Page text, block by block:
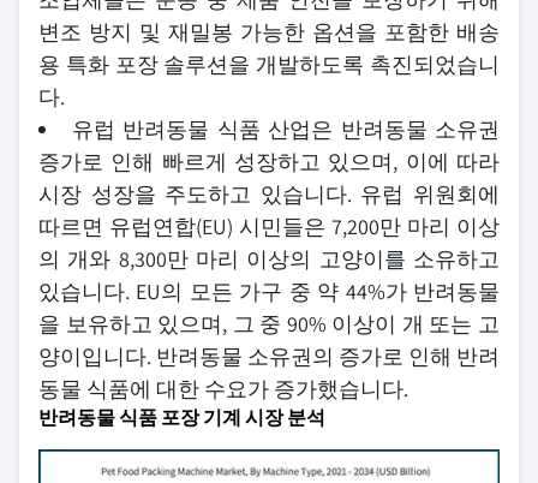
변조 방지 및 재밀봉 가능한 옵션을 포함한 배송
용 특화 포장 솔루션을 개발하도록 촉진되었습니
다.
유럽 반려동물 식품 산업은 반려동물 소유권
증가로 인해 빠르게 성장하고 있으며, 이에 따라
시장 성장을 주도하고 있습니다. 유럽 위원회에
따르면 유럽연합(EU) 시민들은 7,200만 마리 이상
의 개와 8,300만 마리 이상의 고양이를 소유하고
있습니다. EU의 모든 가구 중 약 44%가 반려동물
을 보유하고 있으며, 그 중 90% 이상이 개 또는 고
양이입니다. 반려동물 소유권의 증가로 인해 반려
동물 식품에 대한 수요가 증가했습니다.
반려동물 식품 포장 기계 시장 분석